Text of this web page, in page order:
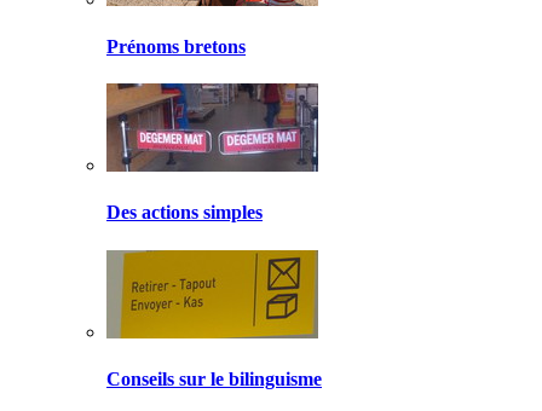
Prénoms bretons
Des actions simples
Conseils sur le bilinguisme